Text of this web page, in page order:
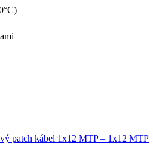
patch kábel 1x12 MTP – 1x12 MTP